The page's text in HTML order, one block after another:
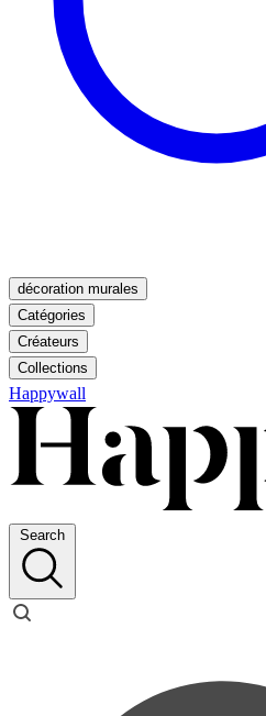
décoration murales
Catégories
Créateurs
Collections
Happywall
Search